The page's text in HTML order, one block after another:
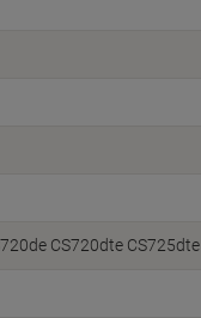
CS720dte CS725dte